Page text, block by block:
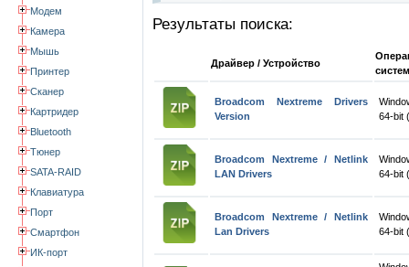
Модем
Камера
Мышь
Принтер
Сканер
Картридер
Bluetooth
Тюнер
SATA-RAID
Клавиатура
Порт
Смартфон
ИК-порт
Результаты поиска:
Драйвер / Устройство
Broadcom Nextreme Drivers
Version
64-bit
Broadcom Nextreme / Netlink
LAN Drivers
64-bit
Broadcom Nextreme / Netlink
Lan Drivers
64-bit